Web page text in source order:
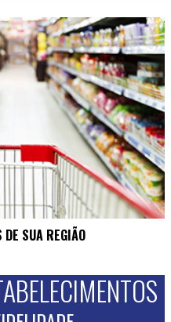
DE SUA REGIÃO